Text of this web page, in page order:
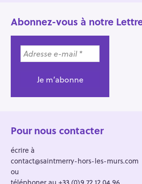
Abonnez-vous à notre
Pour nous contacter
écrire à
contact@saintmerry-hors-les-murs.com
ou